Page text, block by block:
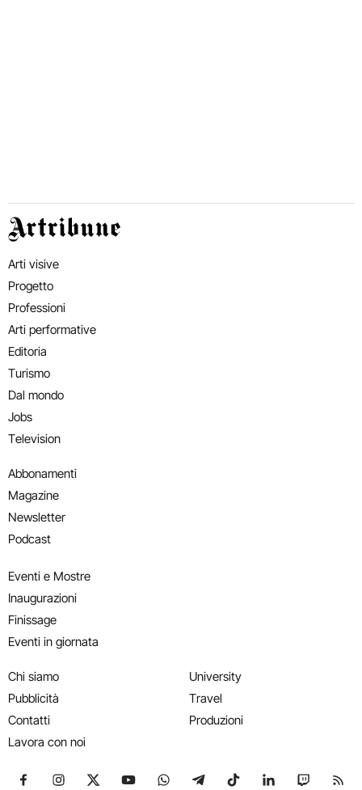
Artribune
Arti visive
Progetto
Professioni
Arti performative
Editoria
Turismo
Dal mondo
Jobs
Television
Abbonamenti
Magazine
Newsletter
Podcast
Eventi e Mostre
Inaugurazioni
Finissage
Eventi in giornata
Chi siamo
Pubblicità
Contatti
Lavora con noi
University
Travel
Produzioni
Seguici su Facebook
Seguici su Instagram
Seguici su X
Seguici su YouTube
Seguici su WhatsApp
Seguici su Telegram
Seguici su TikTok
Seguici su
Seguici